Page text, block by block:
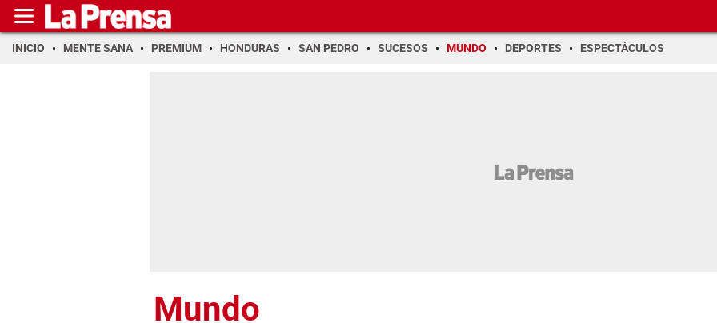
INICIO MENTE SANA PREMIUM HONDURAS SAN PEDRO SUCESOS MUNDO DEPORTES ESPECTÁCULOS
Mundo